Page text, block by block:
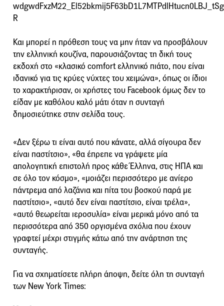
R
Και μπορεί η πρόθεση τους να μην ήταν να προσβάλουν
την ελληνική κουζίνα, παρουσιάζοντας τη δική τους
εκδοχή στο «κλασικό comfort ελληνικό πιάτο, που είναι
ιδανικό για τις κρύες νύχτες του χειμώνα», όπως οι ίδιοι
το χαρακτήρισαν, οι χρήστες του Facebook όμως δεν το
είδαν με καθόλου καλό μάτι όταν η συνταγή
δημοσιεύτηκε στην σελίδα τους.
«Δεν ξέρω τι είναι αυτό που κάνατε, αλλά σίγουρα δεν
είναι παστίτσιο», «θα έπρεπε να γράψετε μία
απολογητική επιστολή προς κάθε Έλληνα, στις ΗΠΑ και
σε όλο τον κόσμο», «μοιάζει περισσότερο με ανίερο
πάντρεμα από λαζάνια και πίτα του βοσκού παρά με
παστίτσιο», «αυτό δεν είναι παστίτσιο, είναι τρέλα»,
«αυτό θεωρείται ιεροσυλία» είναι μερικά μόνο από τα
περισσότερα από 350 οργισμένα σχόλια που έχουν
γραφτεί μέχρι στιγμής κάτω από την ανάρτηση της
συνταγής.
Για να σχηματίσετε πλήρη άποψη, δείτε όλη τη συνταγή
των New York Times: